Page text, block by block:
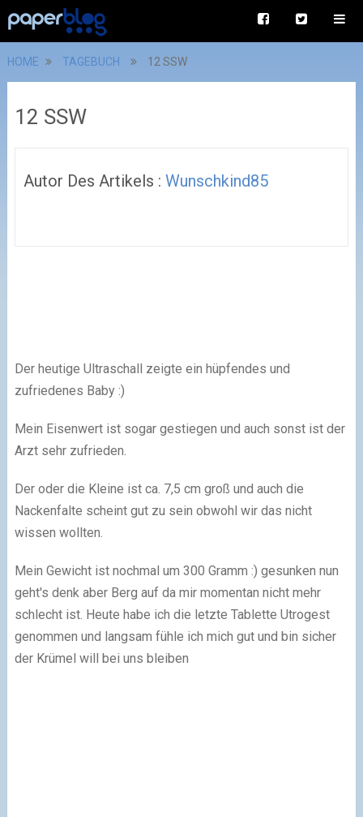
HOME TAGEBUCH 12 SSW
12 SSW
Autor Des Artikels : Wunschkind85
Der heutige Ultraschall zeigte ein hüpfendes und
zufriedenes Baby :)
Mein Eisenwert ist sogar gestiegen und auch sonst ist der
Arzt sehr zufrieden.
Der oder die Kleine ist ca. 7,5 cm groß und auch die
Nackenfalte scheint gut zu sein obwohl wir das nicht
wissen wollten.
Mein Gewicht ist nochmal um 300 Gramm :) gesunken nun
geht's denk aber Berg auf da mir momentan nicht mehr
schlecht ist. Heute habe ich die letzte Tablette Utrogest
genommen und langsam fühle ich mich gut und bin sicher
der Krümel will bei uns bleiben